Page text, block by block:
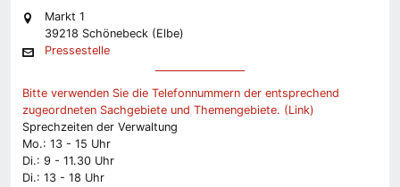
Markt 1
39218 Schönebeck (Elbe)
Pressestelle
Bitte verwenden Sie die Telefonnummern der entsprechend
zugeordneten Sachgebiete und Themengebiete. (Link)
Sprechzeiten der Verwaltung
Mo.: 13 - 15 Uhr
Di.: 9 - 11.30 Uhr
Di.: 13 - 18 Uhr